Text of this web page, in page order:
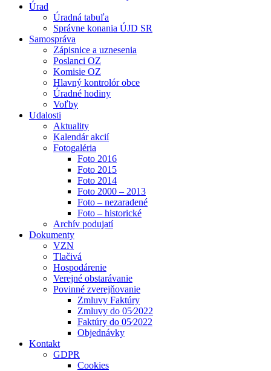
Úrad
Úradná tabuľa
Správne konania ÚJD SR
Samospráva
Zápisnice a uznesenia
Poslanci OZ
Komisie OZ
Hlavný kontrolór obce
Úradné hodiny
Voľby
Udalosti
Aktuality
Kalendár akcií
Fotogaléria
Foto 2016
Foto 2015
Foto 2014
Foto 2000 – 2013
Foto – nezaradené
Foto – historické
Archív podujatí
Dokumenty
VZN
Tlačivá
Hospodárenie
Verejné obstarávanie
Povinné zverejňovanie
Zmluvy Faktúry
Zmluvy do 05⁄2022
Faktúry do 05⁄2022
Objednávky
Kontakt
GDPR
Cookies